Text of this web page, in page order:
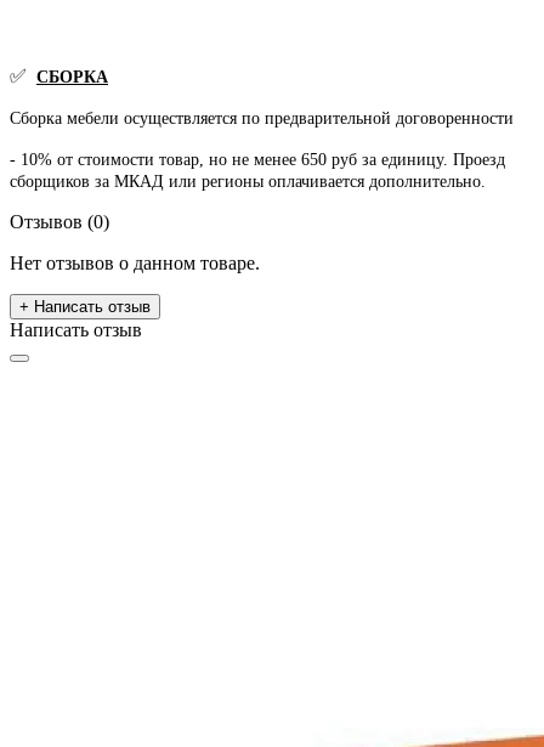
✅ СБОРКА
Сборка мебели осуществляется по предварительной договоренности
- 10% от стоимости товар, но не менее 650 руб за единицу. Проезд
сборщиков за МКАД или регионы оплачивается дополнительно.
Отзывов (0)
Нет отзывов о данном товаре.
+ Написать отзыв
Написать отзыв